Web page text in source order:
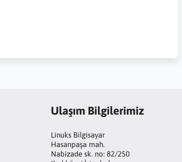
Ulaşım Bilgilerimiz
Linuks Bilgisayar
Hasanpaşa mah.
Nabizade sk. no: 82/250